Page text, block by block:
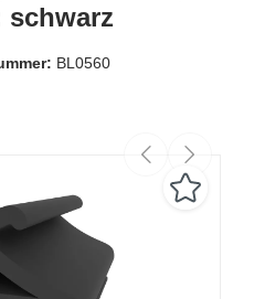
schwarz
BL0560